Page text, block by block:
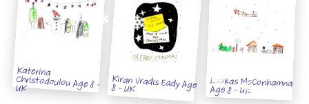
Katerina
Christodoulou Age 8 -
UK Kiran Vradis Eady Age
8 - UK Loukas McConhamna
Age 8 - UK